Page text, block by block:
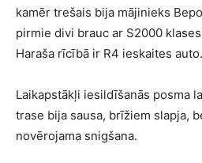
kamēr trešais bija mājinieks
pirmie divi brauc ar S2000
Haraša rīcībā ir R4 ieskaites auto.
Laikapstākļi iesildīšanās posma
trase bija sausa, brīžiem slapja,
novērojama snigšana.